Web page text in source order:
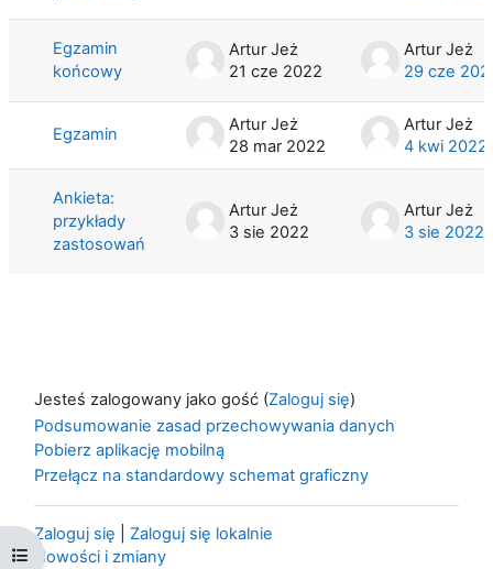
Otwórz indeks kursu
Egzamin
końcowy
Artur Jeż
21 cze 2022
Artur Jeż
29 cze
Egzamin
Artur Jeż
28 mar 2022
Artur Jeż
4 kwi 2022
Ankieta:
przykłady
zastosowań
Artur Jeż
3 sie 2022
Artur Jeż
3 sie 2022
Jesteś zalogowany jako gość (Zaloguj się)
Podsumowanie zasad przechowywania danych
Pobierz aplikację mobilną
Przełącz na standardowy schemat graficzny
Zaloguj się
Zaloguj się lokalnie
Nowości i zmiany